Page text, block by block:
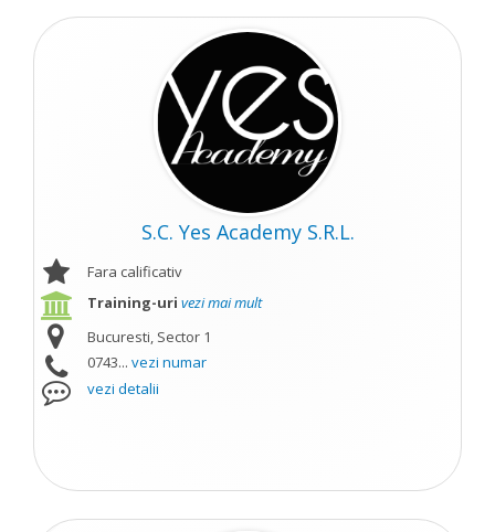
S.C. Yes Academy S.R.L.
Fara calificativ
Training-uri vezi mai mult
Bucuresti, Sector 1
0743... vezi numar
vezi detalii